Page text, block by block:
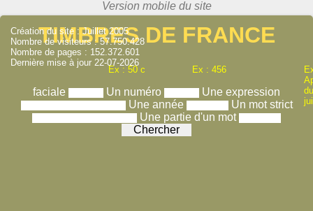
TIMBRES DE FRANCE
Ex : 50 c Ex : 456
faciale Un numéro
Une expression
Une année
Un mot strict
Une partie d'un mot
Création du site : Juillet 2005
Nombre de visiteurs : 57.750.428
Nombre de pages : 152.372.601
Dernière mise à jour 22-07-2026